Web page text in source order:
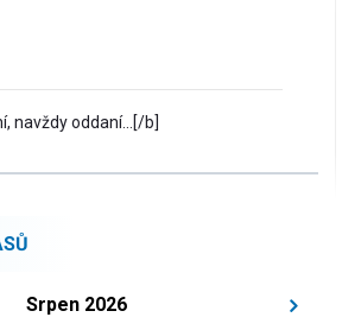
navždy oddaní...[/b]
Srpen 2026